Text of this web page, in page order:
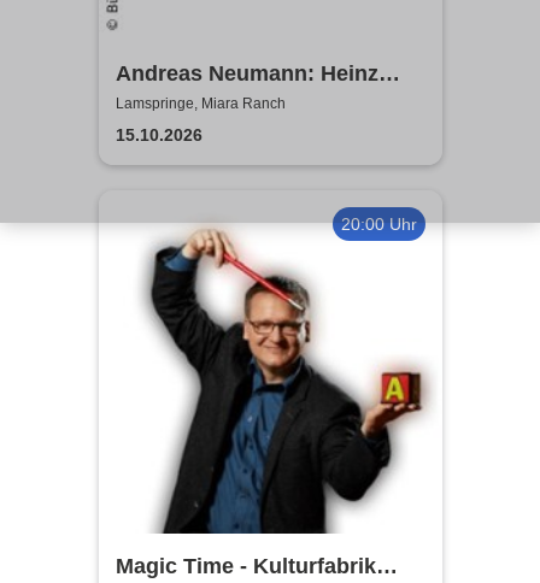
Andreas Neumann: Heinz
Erhardt Dinner Show
Lamspringe, Miara Ranch
15.10.2026
20:00 Uhr
Magic Time - Kulturfabrik